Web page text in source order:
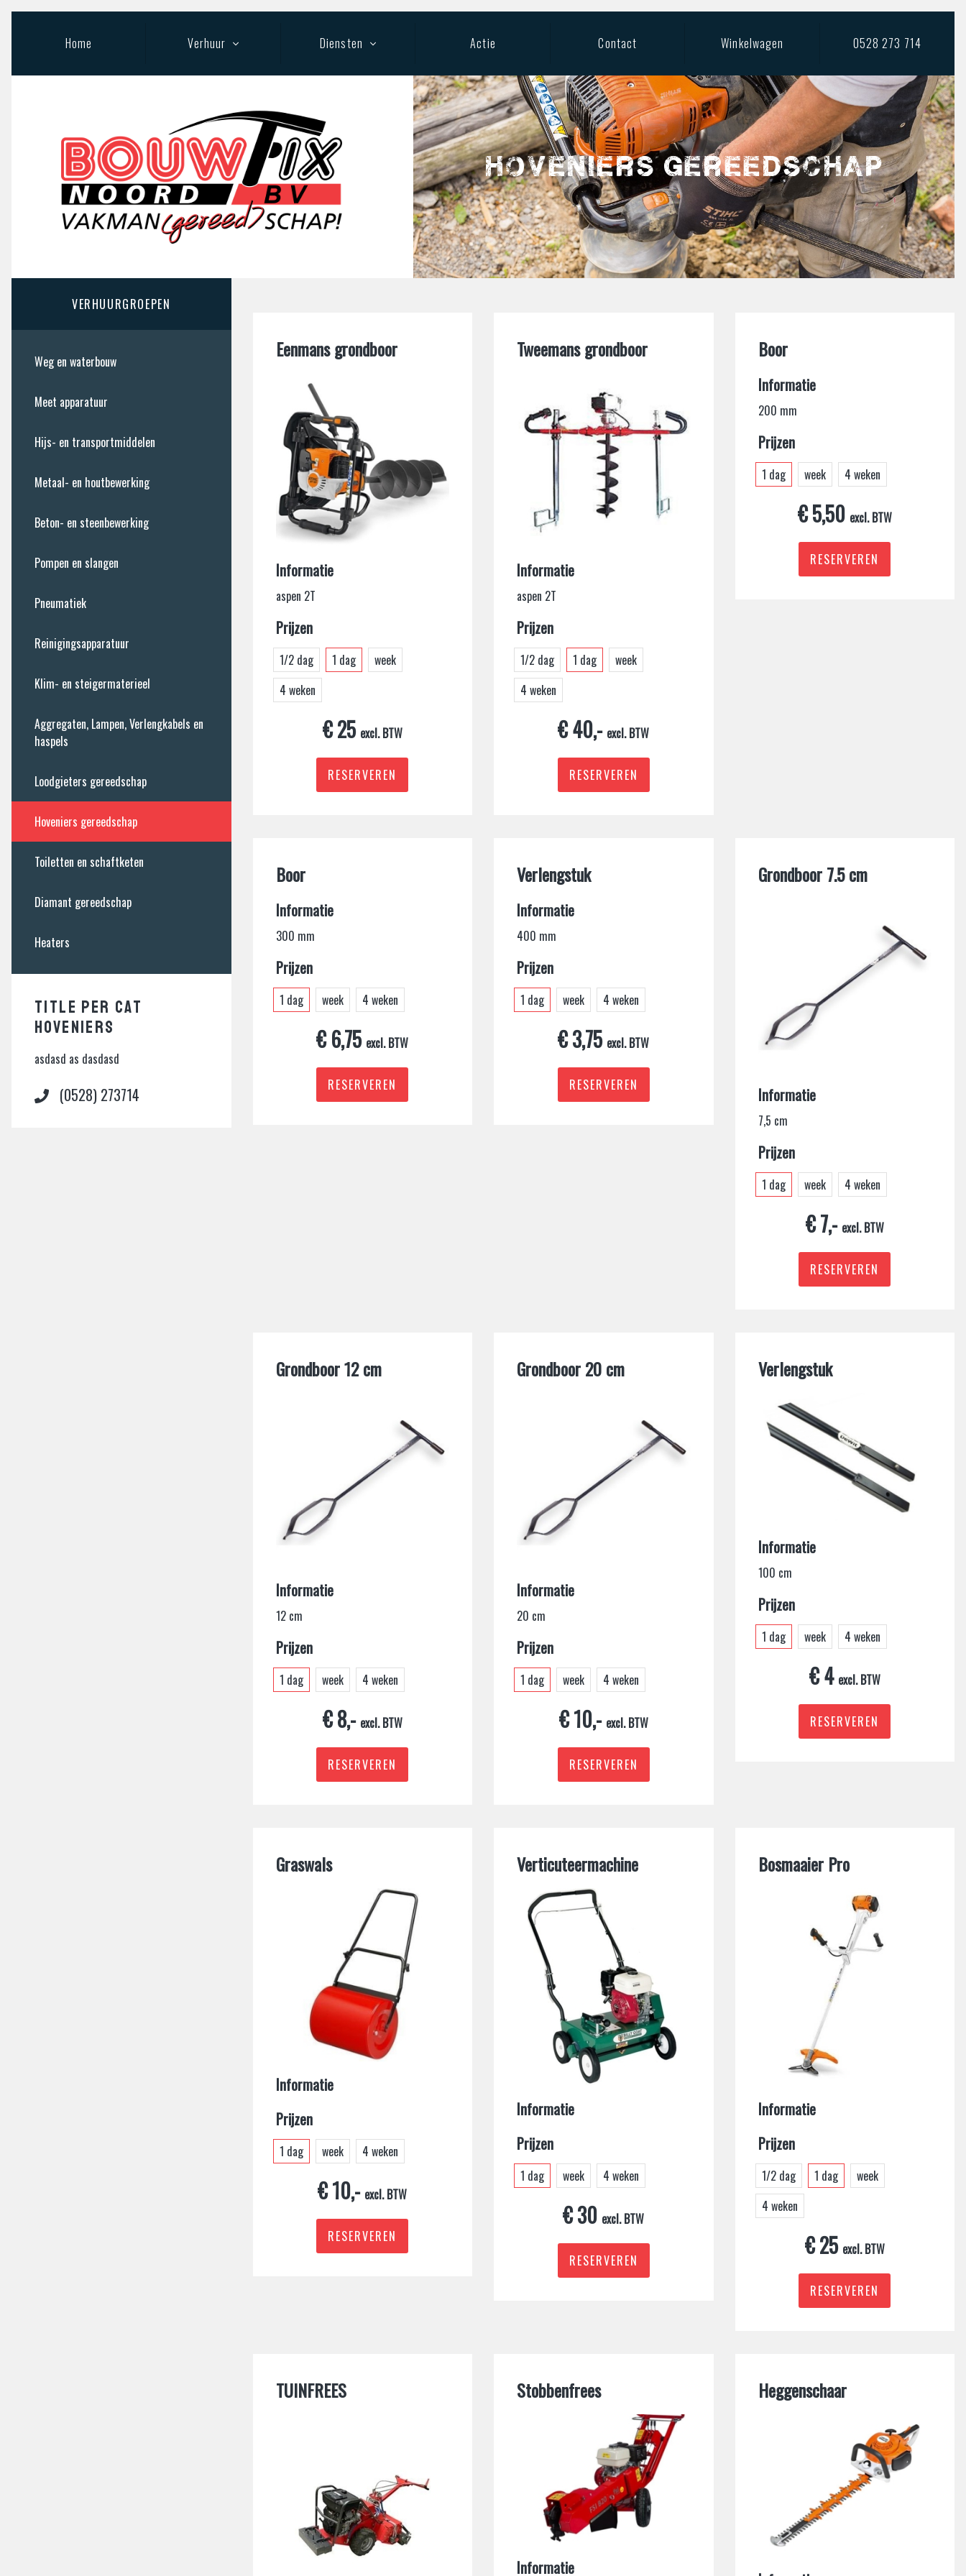
Home Verhuur
Weg en waterbouw
Meet apparatuur
Hijs- en transportmiddelen
Metaal- en houtbewerking
Klim- en steigermaterieel
Aggregaten, Lampen, Verlengkabels en haspels
Loodgieters gereedschap
Toiletten en schaftketen
Diensten
Bedrijfskleding
Reparatie
Actie Contact Winkelwagen 0528 273 714
hoveniers gereedschap
VERHUURGROEPEN
Weg en waterbouw
Meet apparatuur
Hijs- en transportmiddelen
Metaal- en houtbewerking
Beton- en steenbewerking
Pompen en slangen
Pneumatiek
Reinigingsapparatuur
Klim- en steigermaterieel
Aggregaten, Lampen, Verlengkabels en
haspels
Loodgieters gereedschap
Hoveniers gereedschap
Toiletten en schaftketen
Diamant gereedschap
Heaters
TITLE PER CAT
HOVENIERS
asdasd as dasdasd
(0528) 273714
Eenmans grondboor
Informatie
aspen 2T
Prijzen
1/2 dag 1 dag
week
4 weken
€ 25 excl. BTW
RESERVEREN
Tweemans grondboor
Informatie
aspen 2T
Prijzen
1/2 dag 1 dag
week
4 weken
€ 40,- excl. BTW
RESERVEREN
Boor
Informatie
200 mm
Prijzen
1 dag week 4 weken
€ 5,50 excl. BTW
RESERVEREN
Boor
Informatie
300 mm
Prijzen
1 dag week 4 weken
€ 6,75 excl. BTW
RESERVEREN
Verlengstuk
Informatie
400 mm
Prijzen
1 dag week 4 weken
€ 3,75 excl. BTW
RESERVEREN
Grondboor 7.5 cm
Informatie
7,5 cm
Prijzen
1 dag week 4 weken
€ 7,- excl. BTW
RESERVEREN
Grondboor 12 cm
Informatie
12 cm
Prijzen
1 dag week 4 weken
€ 8,- excl. BTW
RESERVEREN
Grondboor 20 cm
Informatie
20 cm
Prijzen
1 dag week 4 weken
€ 10,- excl. BTW
RESERVEREN
Verlengstuk
Informatie
100 cm
Prijzen
1 dag week 4 weken
€ 4 excl. BTW
RESERVEREN
Graswals
Informatie
Prijzen
1 dag week 4 weken
€ 10,- excl. BTW
RESERVEREN
Verticuteermachine
Informatie
Prijzen
1 dag week 4 weken
€ 30 excl. BTW
RESERVEREN
Bosmaaier Pro
Informatie
Prijzen
1/2 dag 1 dag
week
4 weken
€ 25 excl. BTW
RESERVEREN
TUINFREES Stobbenfrees
Informatie
Heggenschaar